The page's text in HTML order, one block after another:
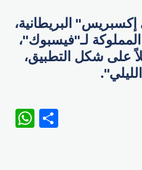
البريطانية،
لـ"فيسبوك"،
على شكل التطبيق،
WhatsApp